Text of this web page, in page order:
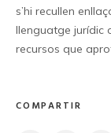
s’hi recullen
llenguatge jurídic
recursos que
COMPARTIR